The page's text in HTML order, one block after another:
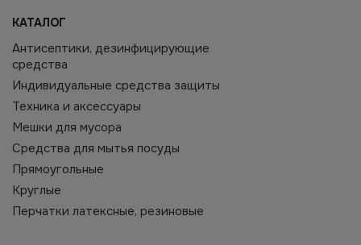
КАТАЛОГ
Антисептики, дезинфицирующие
средства
Индивидуальные средства защиты
Техника и аксессуары
Мешки для мусора
Средства для мытья посуды
Прямоугольные
Круглые
Перчатки латексные, резиновые